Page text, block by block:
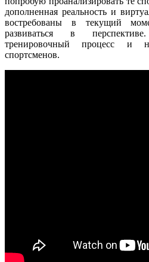
дополненная реальность и
востребованы в текущий
развиваться в
тренировочный процесс и
спортсменов.